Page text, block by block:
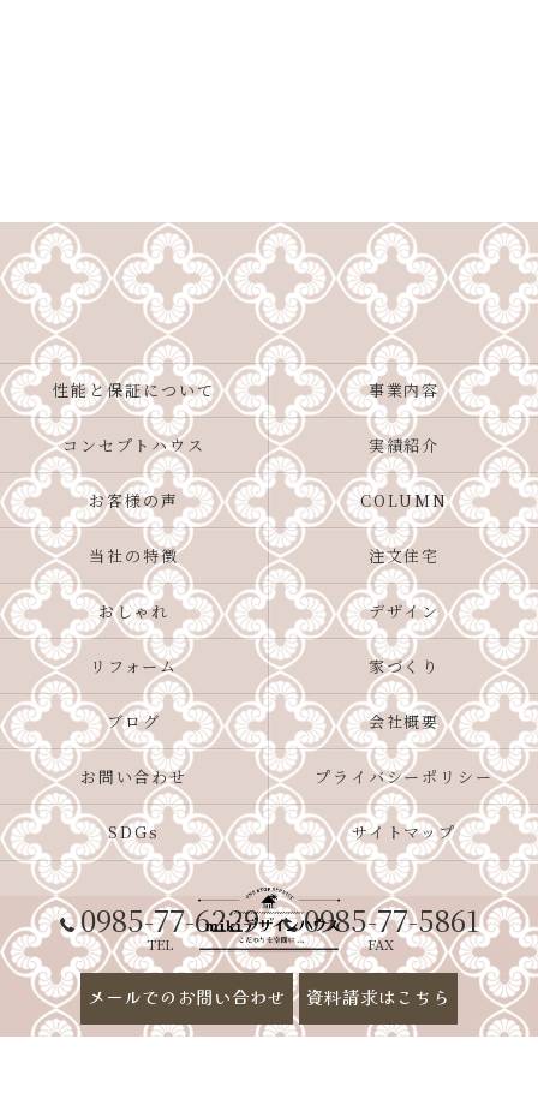
0985-77-6229
TEL
0985-77-5861
FAX
メールでのお問い合わせ 資料請求はこちら
性能と保証について 事業内容
コンセプトハウス 実績紹介
お客様の声 COLUMN
当社の特徴 注文住宅
おしゃれ デザイン
リフォーム 家づくり
ブログ 会社概要
お問い合わせ プライバシーポリシー
SDGs サイトマップ
© 2026 宮崎市で新築なら好評の株式会社四ツ葉開発 ALL RIGHTS RESERVED.